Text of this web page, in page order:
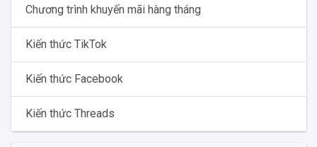
Chương trình khuyến mãi hàng tháng
Kiến thức TikTok
Kiến thức Facebook
Kiến thức Threads